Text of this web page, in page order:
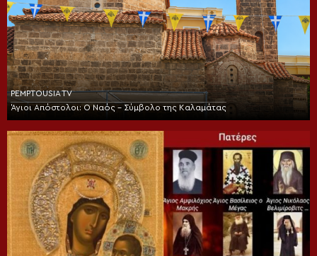
PEMPTOUSIA TV
Άγιοι Απόστολοι: Ο Ναός – Σύμβολο της Καλαμάτας